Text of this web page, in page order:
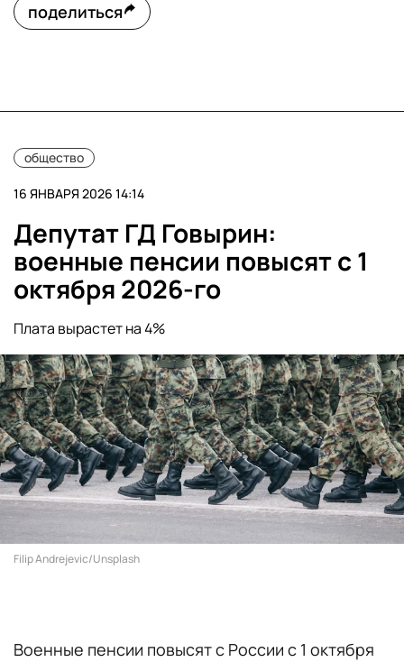
поделиться
общество
16 ЯНВАРЯ 2026 14:14
Депутат ГД Говырин:
военные пенсии повысят с 1
октября 2026-го
Плата вырастет на 4%
Filip Andrejevic/Unsplash
Военные пенсии повысят с России с 1 октября